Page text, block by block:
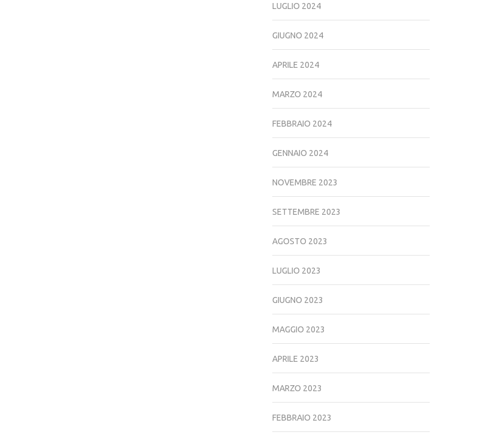
LUGLIO 2024
GIUGNO 2024
APRILE 2024
MARZO 2024
FEBBRAIO 2024
GENNAIO 2024
NOVEMBRE 2023
SETTEMBRE 2023
AGOSTO 2023
LUGLIO 2023
GIUGNO 2023
MAGGIO 2023
APRILE 2023
MARZO 2023
FEBBRAIO 2023